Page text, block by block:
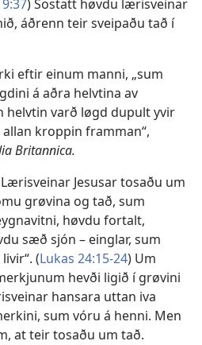
) Sostatt høvdu lærisveinar
áðrenn teir sveipaðu tað í
eftir einum manni, „sum
á aðra helvtina av
helvtin varð løgd dupult yvir
kroppin framman“,
Britannica.
Lærisveinar Jesusar tosaðu um
grøvina og tað, sum
høvdu fortalt,
sæð sjón – einglar, sum
(Lukas 24:15-24) Um
hevði ligið í grøvini
hansara uttan iva
sum vóru á henni. Men
at teir tosaðu um tað.